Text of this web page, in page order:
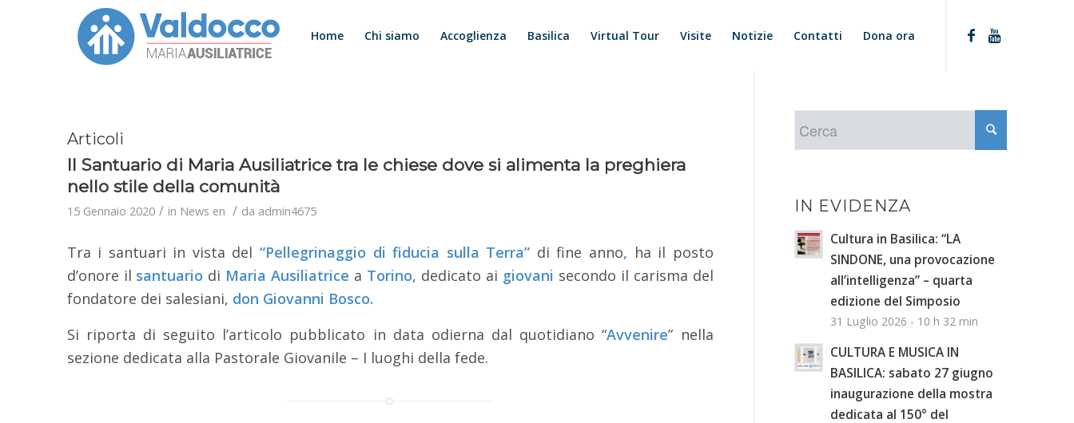
Home Chi siamo Accoglienza Basilica Virtual Tour Visite Notizie Contatti Dona ora
Articoli
Il Santuario di Maria Ausiliatrice tra le chiese dove si alimenta la preghiera
nello stile della comunità
15 Gennaio 2020 / in News en / da admin4675
Tra i santuari in vista del “Pellegrinaggio di fiducia sulla Terra” di fine anno, ha il posto
d’onore il santuario di Maria Ausiliatrice a Torino, dedicato ai giovani secondo il carisma del
fondatore dei salesiani, don Giovanni Bosco.
Si riporta di seguito l’articolo pubblicato in data odierna dal quotidiano “Avvenire” nella
sezione dedicata alla Pastorale Giovanile – I luoghi della fede.
IN EVIDENZA
Cultura in Basilica: “LA
SINDONE, una provocazione
all’intelligenza” – quarta
edizione del Simposio
31 Luglio 2026 - 10 h 32 min
CULTURA E MUSICA IN
BASILICA: sabato 27 giugno
inaugurazione della mostra
dedicata al 150° del